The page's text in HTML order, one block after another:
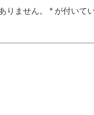
りません。 * が付いて